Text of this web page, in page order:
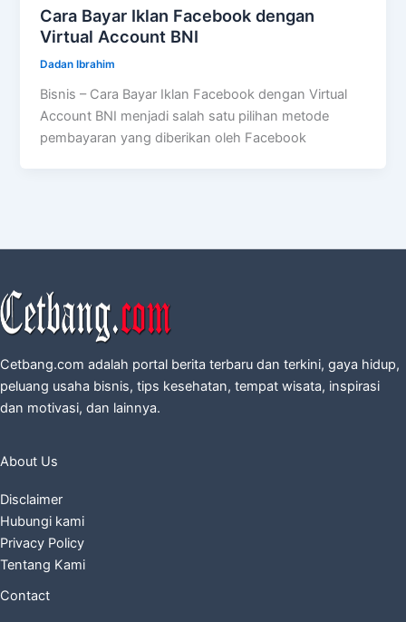
Cara Bayar Iklan Facebook dengan
Virtual Account BNI
Dadan Ibrahim
Bisnis – Cara Bayar Iklan Facebook dengan Virtual
Account BNI menjadi salah satu pilihan metode
pembayaran yang diberikan oleh Facebook
Cetbang.com adalah portal berita terbaru dan terkini, gaya hidup,
peluang usaha bisnis, tips kesehatan, tempat wisata, inspirasi
dan motivasi, dan lainnya.
About Us
Disclaimer
Hubungi kami
Privacy Policy
Tentang Kami
Contact